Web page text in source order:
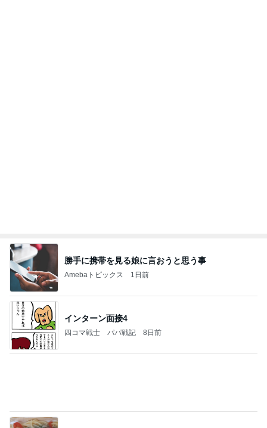
勝手に携帯を見る娘に言おうと思う事
Amebaトピックス 1日前
インターン面接4
四コマ戦士 パパ戦記 8日前